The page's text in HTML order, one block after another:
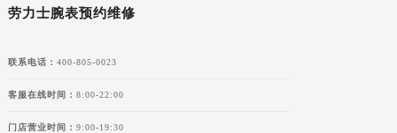
劳力士腕表预约维修
联系电话： 400-805-0023
客服在线时间： 8:00-22:00
门店营业时间： 9:00-19:30